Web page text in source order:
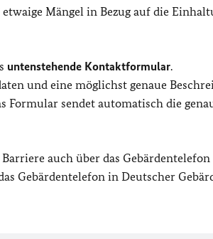
Mängel in Bezug auf die
untenstehende Kontaktformular.
und eine möglichst genaue
sendet automatisch die
auch über das
Gebärdentelefon in Deutscher